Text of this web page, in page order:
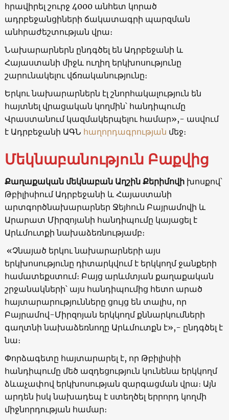
հրավիրել շուրջ 4000 անհետ կորած
ադրբեջանցիների ճակատագրի պարզման
անհրաժեշտության վրա։
Նախարարներն ընդգծել են Ադրբեջանի և
Հայաստանի միջև ուղիղ երկխոսությունը
շարունակելու վճռականությունը։
Երկու նախարարներն էլ շնորհակալություն են
հայտնել վրացական կողմին՝ հանդիպումը
Վրաստանում կազմակերպելու համար»,- ասվում
է Ադրբեջանի ԱԳՆ հաղորդագրության մեջ։
Մեկնաբանություն Բաքվից
Քաղաքական մեկնաբան Աղշին Քերիմովի խոսքով՝
Թբիլիսիում Ադրբեջանի և Հայաստանի
արտգործնախարարներ Ջեյհուն Բայրամովի և
Արարատ Միրզոյանի հանդիպումը կայացել է
Արևմուտքի նախաձեռնությամբ։
«Չնայած երկու նախարարների այս
երկխոսությունը դիտարկվում է երկկողմ ջանքերի
համատեքստում։ Բայց արևմտյան քաղաքական
շրջանակների՝ այս հանդիպումից հետո արած
հայտարարությունները ցույց են տալիս, որ
Բայրամով-Միրզոյան երկկողմ քննարկումների
գաղտնի նախաձեռնողը Արևմուտքն է»,- ընդգծել է
նա։
Փորձագետը հայտարարել է, որ Թբիլիսիի
հանդիպումը մեծ ազդեցություն կունենա երկկողմ
ձևաչափով երկխոսության զարգացման վրա։ Այն
արդեն իսկ նախադեպ է ստեղծել երրորդ կողմի
միջնորդության համար։